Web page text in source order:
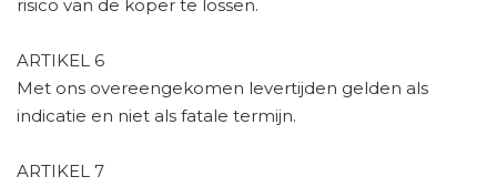
risico van de koper te lossen.
ARTIKEL 6
Met ons overeengekomen levertijden gelden als
indicatie en niet als fatale termijn.
ARTIKEL 7